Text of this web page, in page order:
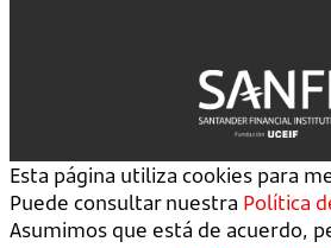
Esta página utiliza cookies para
Puede consultar nuestra Política
Asumimos que está de acuerdo,